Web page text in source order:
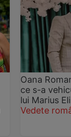
Oana
ce s-a
lui Marius
Vedete